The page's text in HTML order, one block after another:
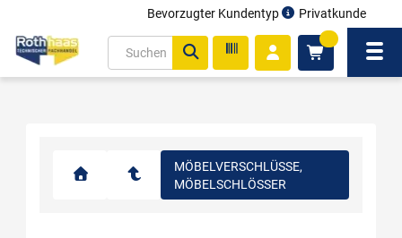
Bevorzugter Kundentyp Privatkunde
MÖBELVERSCHLÜSSE,
MÖBELSCHLÖSSER